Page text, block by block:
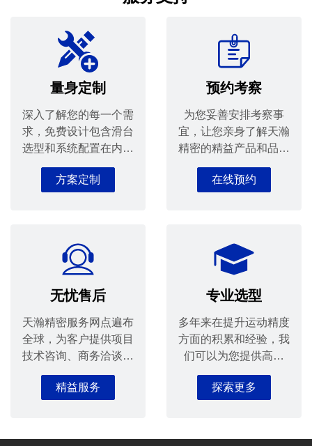
量身定制
深入了解您的每一个需
求，免费设计包含滑台
选型和系统配置在内的
全套解决方案，提升您
的设计生产效益。
方案定制
预约考察
为您妥善安排考察事
宜，让您亲身了解天瀚
精密的精益产品和品质
服务。
在线预约
无忧售后
天瀚精密服务网点遍布
全球，为客户提供项目
技术咨询、商务洽谈、
安装指导等全方位的优
质服务。
精益服务
专业选型
多年来在提升运动精度
方面的积累和经验，我
们可以为您提供高品
质、全方位的滑台选型
解决方案。
探索更多